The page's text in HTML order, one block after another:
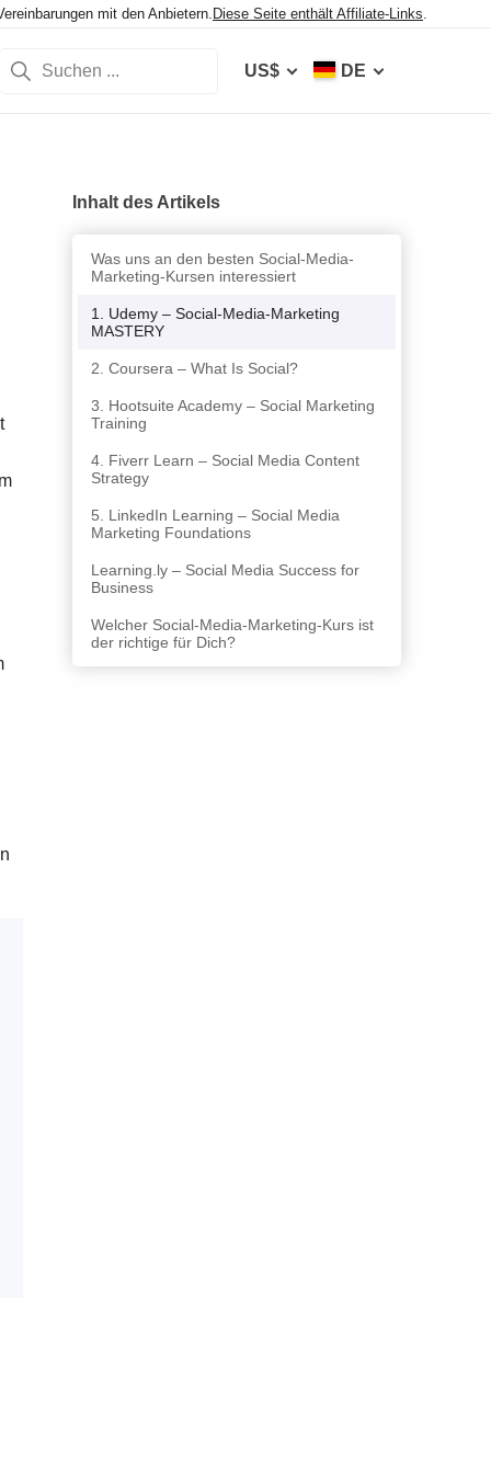
mit den Anbietern. Diese Seite enthält Affiliate-Links.
US$ DE
Inhalt des Artikels
Was uns an den besten Social-Media-
Marketing-Kursen interessiert
1. Udemy – Social-Media-Marketing
MASTERY
2. Coursera – What Is Social?
3. Hootsuite Academy – Social Marketing
Training
4. Fiverr Learn – Social Media Content
Strategy
5. LinkedIn Learning – Social Media
Marketing Foundations
Learning.ly – Social Media Success for
Business
Welcher Social-Media-Marketing-Kurs ist
der richtige für Dich?